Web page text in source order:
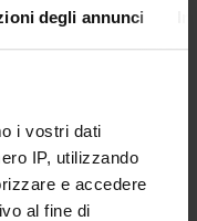
degli annunci
i vostri dati
IP, utilizzando
e accedere
al fine di
SUPERIORE